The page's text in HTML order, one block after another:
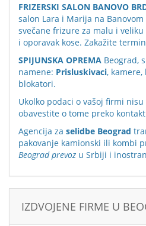
FRIZERSKI SALON BANOVO
salon Lara i Marija na
svečane frizure za malu i
i oporavak kose. Zakažite
SPIJUNSKA OPREMA Beograd,
namene: Prisluskivaci,
blokatori.
Ukolko podaci o vašoj firmi
obavestite o tome preko
Agencija za selidbe Beograd
pakovanje kamionski ili kombi
Beograd prevoz u Srbiji i
IZDVOJENE FIRME U